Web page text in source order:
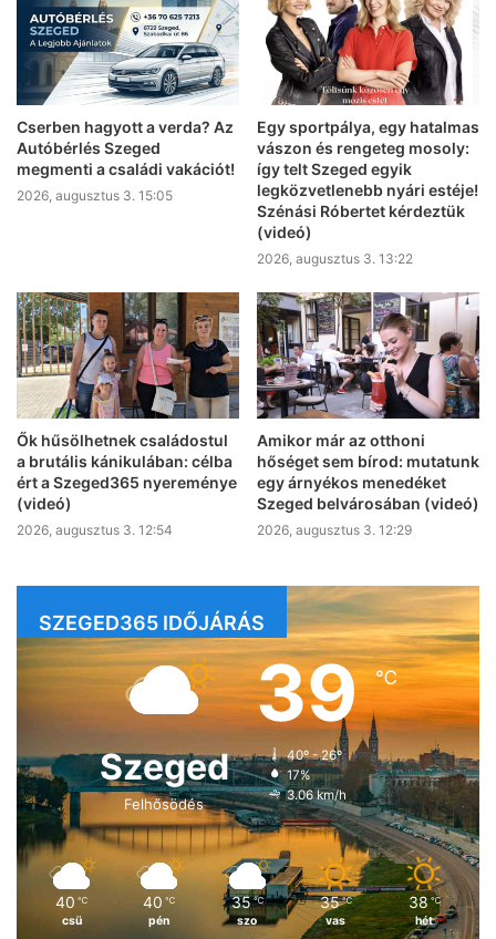
Cserben hagyott a verda? Az
Autóbérlés Szeged
megmenti a családi vakációt!
2026, augusztus 3. 15:05
Egy sportpálya, egy hatalmas
vászon és rengeteg mosoly:
így telt Szeged egyik
legközvetlenebb nyári estéje!
Szénási Róbertet kérdeztük
(videó)
2026, augusztus 3. 13:22
Ők hűsölhetnek családostul
a brutális kánikulában: célba
ért a Szeged365 nyereménye
(videó)
2026, augusztus 3. 12:54
Amikor már az otthoni
hőséget sem bírod: mutatunk
egy árnyékos menedéket
Szeged belvárosában (videó)
2026, augusztus 3. 12:29
SZEGED365 IDŐJÁRÁS
Szeged
Felhősödés
39℃
40º - 26º
17%
3.06 km/h
40 ℃
csü
40 ℃
pén
35 ℃
szo
35 ℃
vas
38 ℃
hét